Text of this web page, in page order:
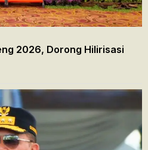
2026, Dorong Hilirisasi